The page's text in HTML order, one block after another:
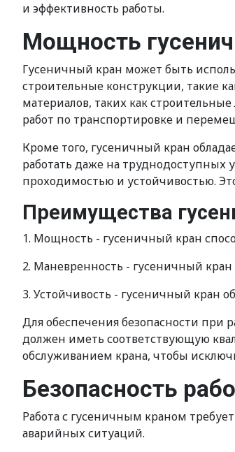
и эффективность работы.
Мощность
Гусеничный кран может быть
строительные конструкции, такие
материалов, таких как
работ по транспортировке и
Кроме того, гусеничный кран
работать даже на труднодоступных
проходимостью и устойчивостью.
Преимущества
1. Мощность - гусеничный кран
2. Маневренность - гусеничный
3. Устойчивость - гусеничный кран
Для обеспечения безопасности
должен иметь соответствующую
обслуживанием крана, чтобы
Безопасность
Работа с гусеничным краном
аварийных ситуаций.